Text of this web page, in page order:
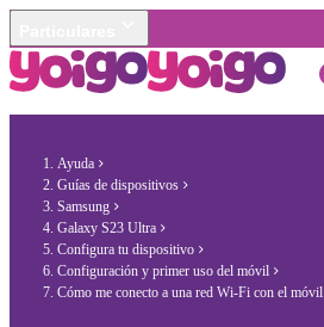
Ayuda
Guías de dispositivos
Samsung
Galaxy S23 Ultra
Configura tu dispositivo
Configuración y primer uso del móvil
Cómo me conecto a una red Wi-Fi con el móvil